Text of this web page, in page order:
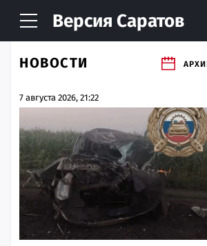
Версия Саратов
НОВОСТИ
7 августа 2026, 21:22